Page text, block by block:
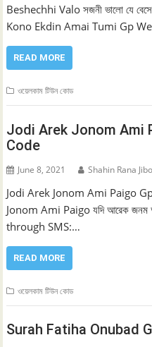
Beshechhi Valo সজনী ভালো যে
Kono Ekdin Amai Tumi Gp
READ MORE
ওয়েলকাম টিউন কোড
Jodi Arek Jonom Ami
Code
June 8, 2021 Shahin Rana
Jodi Arek Jonom Ami Paigo
Jonom Ami Paigo যদি আরেক
through SMS:…
READ MORE
ওয়েলকাম টিউন কোড
Surah Fatiha Onubad